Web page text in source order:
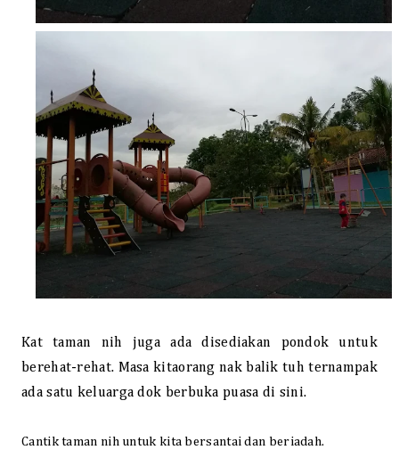
Kat taman nih juga ada disediakan pondok untuk
berehat-rehat. Masa kitaorang nak balik tuh ternampak
ada satu keluarga dok berbuka puasa di sini.
Cantik taman nih untuk kita bersantai dan beriadah.